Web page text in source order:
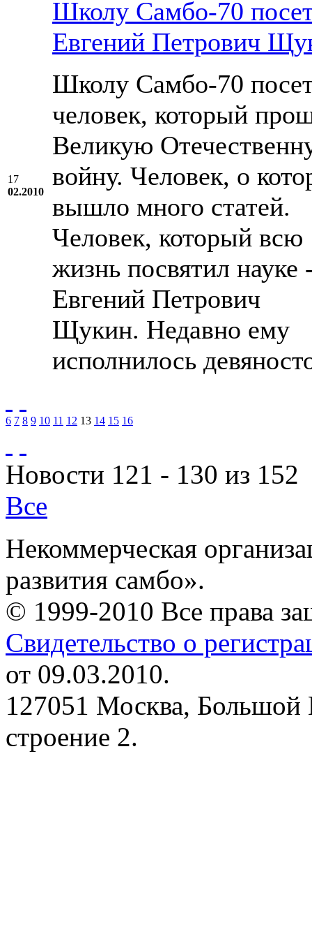
17
02.2010
Школу Cамбо-70
Евгений Петрович
Школу Cамбо-70
человек, который
Великую
войну. Человек, о
вышло много статей.
Человек, который всю
жизнь посвятил науке
Евгений Петрович
Щукин. Недавно ему
исполнилось
6 7 8 9 10 11 12 13 14 15 16
Новости 121 - 130 из 152
Все
Некоммерческая
развития самбо».
© 1999-2010 Все права
Свидетельство о
от 09.03.2010.
127051 Москва, Большой
строение 2.